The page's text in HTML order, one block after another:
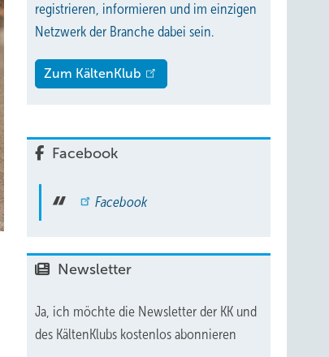
registrieren, informieren und im einzigen
Netzwerk der Branche dabei sein.
Zum KältenKlub
Facebook
Facebook
Newsletter
Ja, ich möchte die Newsletter der KK und
des KältenKlubs kostenlos abonnieren